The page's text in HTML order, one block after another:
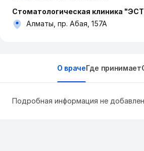
Стоматологическая клиника
Алматы, пр. Абая, 157А
О врачеГде принимает
Подробная информация не